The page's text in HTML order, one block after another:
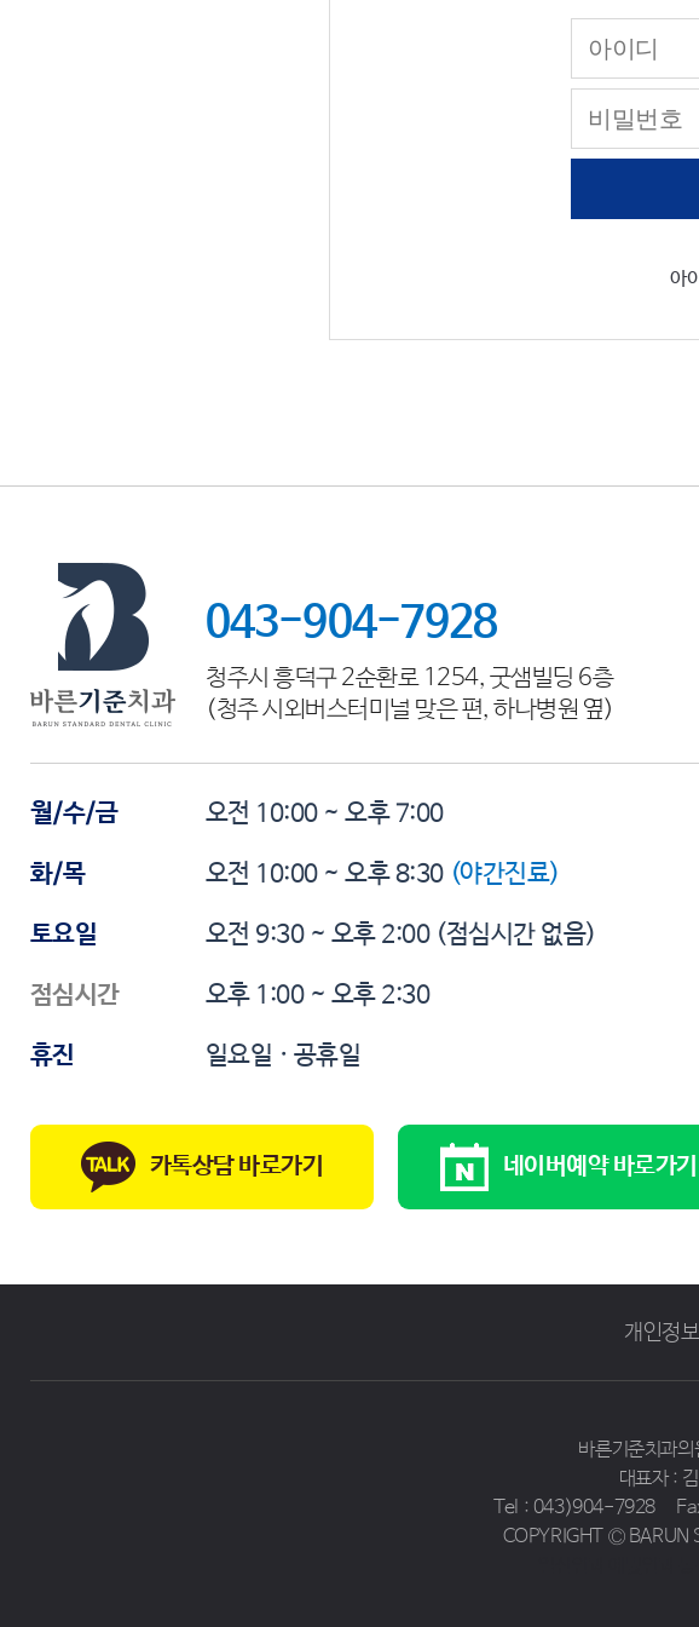
아
043-904-7928
청주시 흥덕구 2순환로 1254, 굿샘빌딩 6층
(청주 시외버스터미널 맞은 편, 하나병원 옆)
월/수/금 오전 10:00 ~ 오후 7:00
화/목 오전 10:00 ~ 오후 8:30 (야간진료)
토요일 오전 9:30 ~ 오후 2:00 (점심시간 없음)
점심시간 오후 1:00 ~ 오후 2:30
휴진 일요일 · 공휴일
카톡상담 바로가기 네이버예약 바로가기
개인정
바른기준치과의
대표자 :
Tel : 043)904-7928
COPYRIGHT Ⓒ BARUN